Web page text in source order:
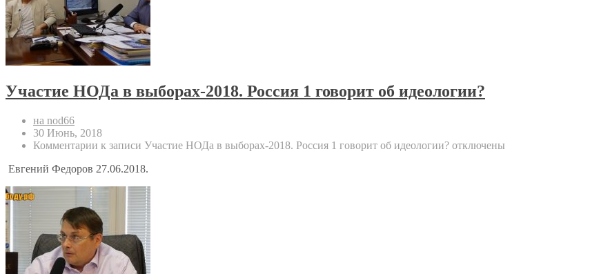
Участие НОДа в выборах-2018. Россия 1 говорит об идеологии?
на nod66
30 Июнь, 2018
Комментарии к записи Участие НОДа в выборах-2018. Россия 1 говорит об идеологии? отключены
Евгений Федоров 27.06.2018.